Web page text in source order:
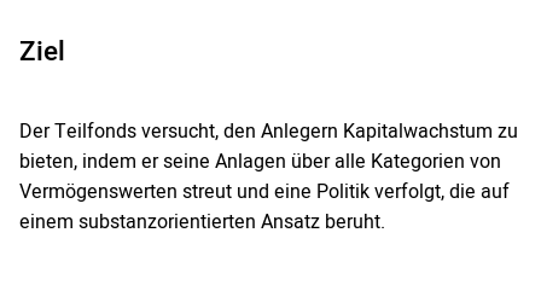
Ziel
Der Teilfonds versucht, den Anlegern Kapitalwachstum zu
bieten, indem er seine Anlagen über alle Kategorien von
Vermögenswerten streut und eine Politik verfolgt, die auf
einem substanzorientierten Ansatz beruht.